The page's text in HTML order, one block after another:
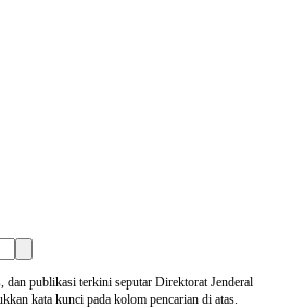
dan publikasi terkini seputar Direktorat Jenderal
kata kunci pada kolom pencarian di atas.